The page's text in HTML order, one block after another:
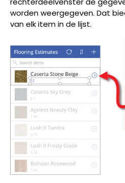
worden weergegeven. Dat
van elk item in de lijst.